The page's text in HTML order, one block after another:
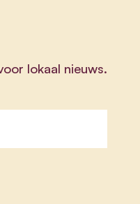
lokaal nieuws.